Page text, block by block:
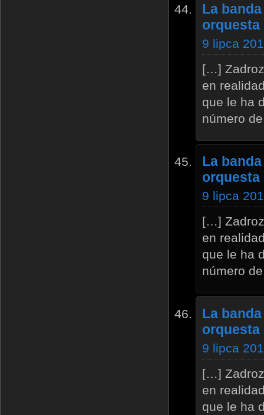
La
orquesta
9 lipca
[…]
en
que le ha
número
La
orquesta
9 lipca
[…]
en
que le ha
número
La
orquesta
9 lipca
[…]
en
que le ha